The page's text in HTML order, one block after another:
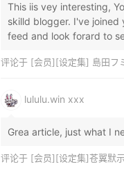
This iis vey interesting,
skilld blogger. I've joined
feed and look forard to
评论于 [会员][设定集] 島田フミカネ ART WORKS
lululu.win xxx
Grea article, just what I
评论于 [会员][设定集]苍翼默示录刻之幻影 BLAZBLUE